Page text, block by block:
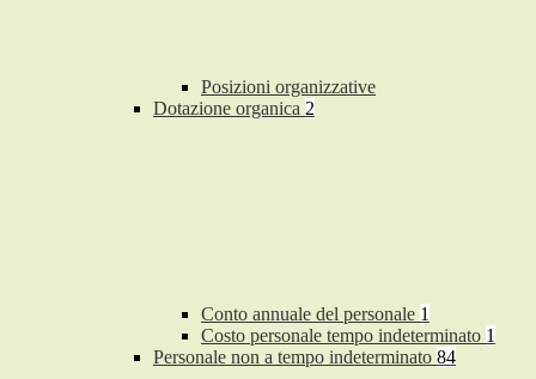
Posizioni organizzative
Dotazione organica 2
Conto annuale del personale 1
Costo personale tempo indeterminato 1
Personale non a tempo indeterminato 84